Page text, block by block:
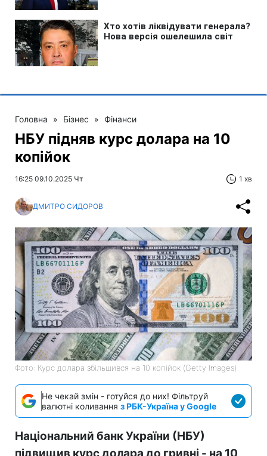
Головна » Бізнес » Фінанси
НБУ підняв курс долара на 10
копійок
16:25 09.10.2025 Чт 1 хв
ДМИТРО СИДОРОВ
Фото: Курс долара збільшився на 10 копійок (Getty Images)
Не чекай змін - готуйся до них! Фільтруй
валютні коливання з РБК-Україна у Google
Національний банк України (НБУ)